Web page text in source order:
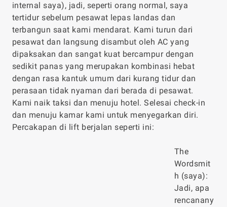
internal saya), jadi, seperti orang normal, saya
tertidur sebelum pesawat lepas landas dan
terbangun saat kami mendarat. Kami turun dari
pesawat dan langsung disambut oleh AC yang
dipaksakan dan sangat kuat bercampur dengan
sedikit panas yang merupakan kombinasi hebat
dengan rasa kantuk umum dari kurang tidur dan
perasaan tidak nyaman dari berada di pesawat.
Kami naik taksi dan menuju hotel. Selesai check-in
dan menuju kamar kami untuk menyegarkan diri.
Percakapan di lift berjalan seperti ini:
The
Wordsmit
h (saya):
Jadi, apa
rencanany